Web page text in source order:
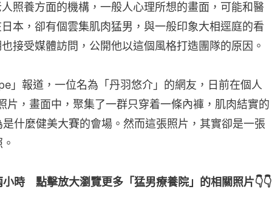
照養方面的機構，一般人心理所想的畫面，可能和醫
本，卻有個雲集肌肉猛男，與一般印象大相逕庭的看
接受媒體訪問，公開他以這個風格打造團隊的原因。
」報道，一位名為「丹羽悠介」的網友，日前在個人
，畫面中，聚集了一群只穿着一條內褲，肌肉結實的
什麼健美大賽的會場。然而這張照片，其實卻是一張
時　點擊放大瀏覽更多「猛男療養院」的相關照片👇👇